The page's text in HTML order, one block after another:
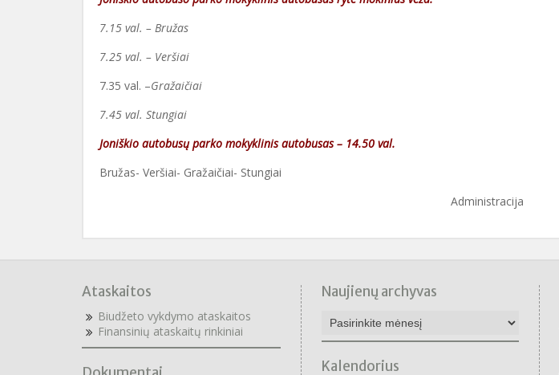
7.15 val. – Bružas
7.25 val. – Veršiai
7.35 val. –Gražaičiai
7.45 val. Stungiai
Joniškio autobusų parko mokyklinis autobusas – 14.50 val.
Bružas- Veršiai- Gražaičiai- Stungiai
Administracija
Ataskaitos
Biudžeto vykdymo ataskaitos
Finansinių ataskaitų rinkiniai
Naujienų archyvas
Naujienų
archyvas
Kalendorius